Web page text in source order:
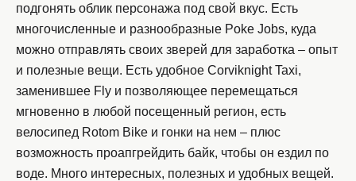
подгонять облик персонажа под свой вкус. Есть
многочисленные и разнообразные Poke Jobs, куда
можно отправлять своих зверей для заработка – опыт
и полезные вещи. Есть удобное Corviknight Taxi,
заменившее Fly и позволяющее перемещаться
мгновенно в любой посещенный регион, есть
велосипед Rotom Bike и гонки на нем – плюс
возможность проапгрейдить байк, чтобы он ездил по
воде. Много интересных, полезных и удобных вещей.